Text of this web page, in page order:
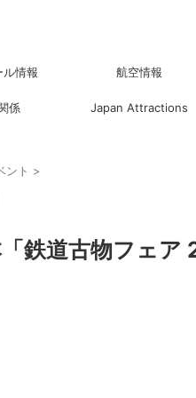
ル情報 航空情報
係 Japan Attractions
ント >
鉄道古物フェア